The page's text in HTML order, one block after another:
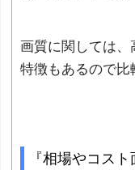
画質に関しては
特徴もあるので比
『相場やコスト